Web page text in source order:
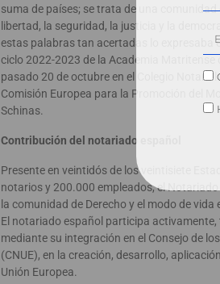
suma de países; se trata de una
libertad, la seguridad, la justicia y la
estas palabras tan acertadas lo expresaba
ciclo 2022-2023 de la Academia Matritense
pasado 20 de octubre en el Colegio
Comisión Europea para la Promoción del
Schinas.
Contribución del notariado español
Presente en veintidós de los veintisiete
notarios y 200.000 empleados, el
la comunidad de Derecho y el modo de vida
El notariado español participa
mediante su integración en el Consejo de
(CNUE), en la creación, desarrollo,
Unión Europea.